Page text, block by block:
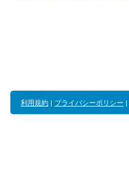
利用規約 | プライバシーポリシー |